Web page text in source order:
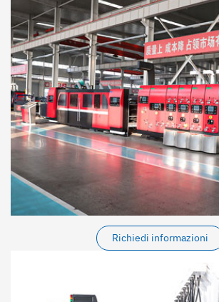
Richiedi informazioni